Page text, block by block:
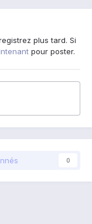
plus tard. Si
pour poster.
0